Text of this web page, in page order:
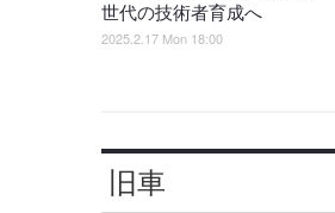
世代の技術者育成へ
2025.2.17 Mon 18:00
旧車